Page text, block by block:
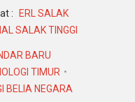
:
ERL SALAK
SALAK TINGGI
BARU
TIMUR
BELIA NEGARA